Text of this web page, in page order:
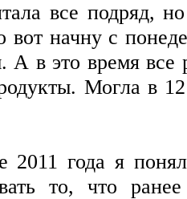
все подряд,
вот начну с
А в это время все
Могла в
2011 года я
то, что